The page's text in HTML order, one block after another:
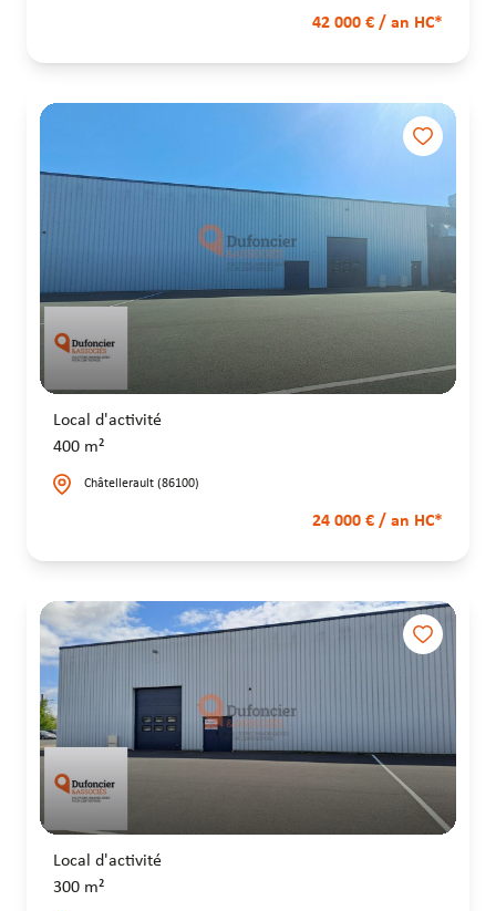
42 000 € / an HC*
Local d'activité
400 m²
Châtellerault (86100)
24 000 € / an HC*
Local d'activité
300 m²